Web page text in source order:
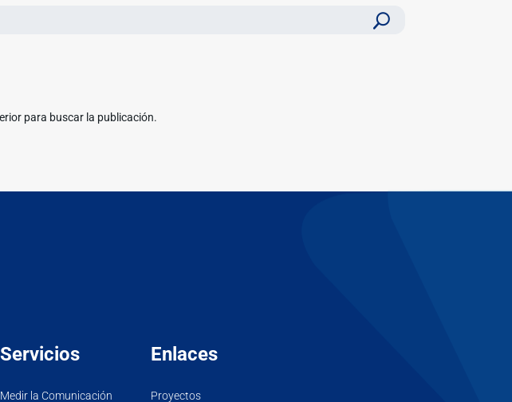
para buscar la publicación.
Servicios
Medir la Comunicación
Enlaces
Proyectos